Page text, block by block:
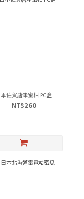
本佐賀唐津蜜柑 PC盒
NT$260